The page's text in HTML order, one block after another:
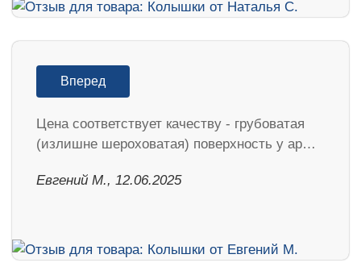
Вперед
Цена соответствует качеству - грубоватая
(излишне шероховатая) поверхность у ар…
Евгений М., 12.06.2025